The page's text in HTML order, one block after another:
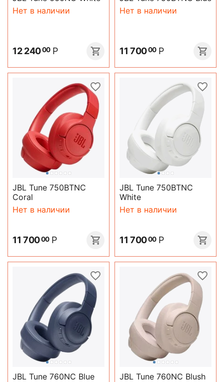
Нет в наличии
12 24000 Р
Нет в наличии
11 70000 Р
JBL Tune 750BTNC
Coral
Нет в наличии
11 70000 Р
JBL Tune 750BTNC
White
Нет в наличии
11 70000 Р
JBL Tune 760NC Blue
JBL Tune 760NC Blush